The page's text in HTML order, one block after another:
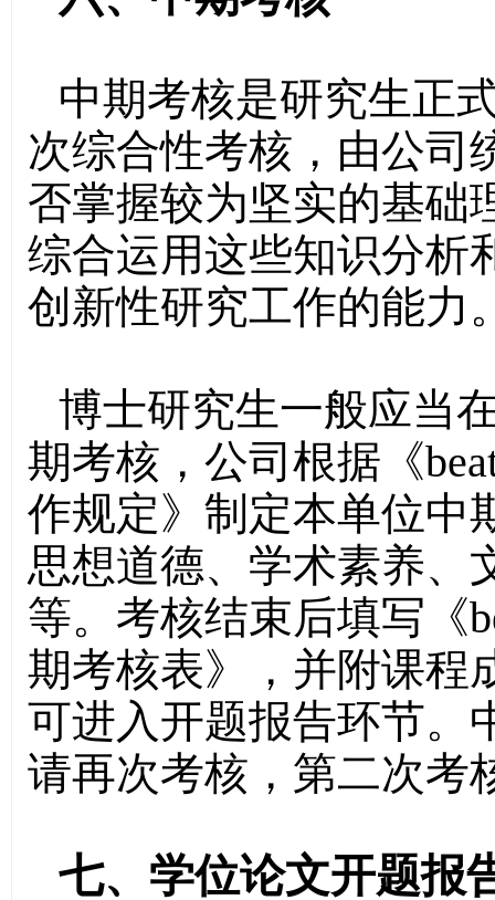
中期考核是研究生正
次综合性考核，由公司
否掌握较为坚实的基础
综合运用这些知识分析
创新性研究工作的能力
博士研究生一般应当
期考核，公司根据《
作规定》制定本单位中
思想道德、学术素养、
等。考核结束后填写《
期考核表》，并附课程
可进入开题报告环节。
请再次考核，第二次考
七、学位论文开题报